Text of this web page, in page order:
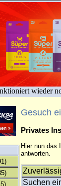
wieder
Gesuch
Privates
Hier nun das
antworten.
Suchen